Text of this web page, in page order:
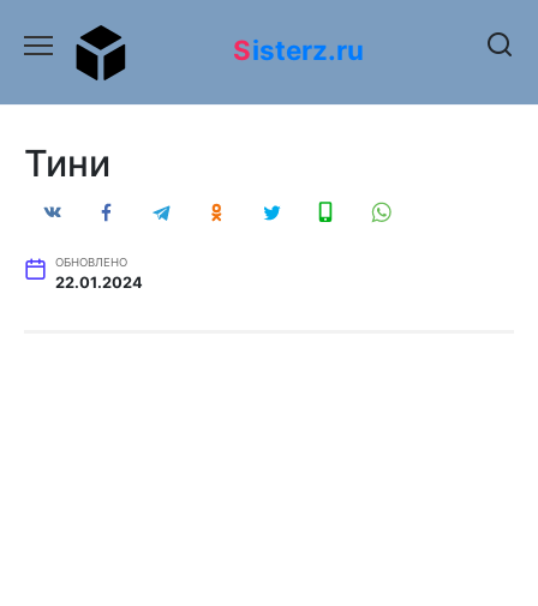
содержанию
Sisterz.ru
Тини
ОБНОВЛЕНО
22.01.2024